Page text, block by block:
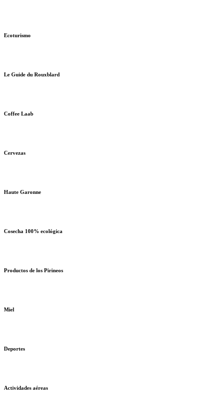
Ecoturismo
Le Guide du Rouxblard
Coffee Laab
Cervezas
Haute Garonne
Cosecha 100% ecológica
Productos de los Pirineos
Miel
Deportes
Actividades aéreas